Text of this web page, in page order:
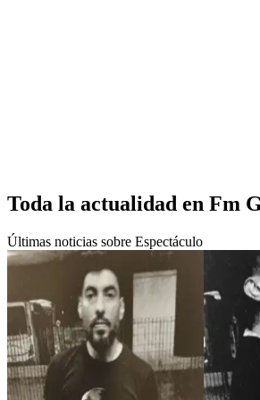
Toda la actualidad en Fm
Últimas noticias sobre Espectáculo